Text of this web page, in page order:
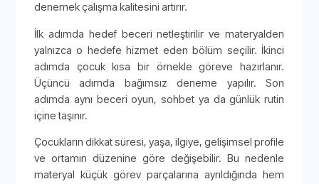
denemek çalışma kalitesini artırır.
İlk adımda hedef beceri netleştirilir ve materyalden
yalnızca o hedefe hizmet eden bölüm seçilir. İkinci
adımda çocuk kısa bir örnekle göreve hazırlanır.
Üçüncü adımda bağımsız deneme yapılır. Son
adımda aynı beceri oyun, sohbet ya da günlük rutin
içine taşınır.
Çocukların dikkat süresi, yaşa, ilgiye, gelişimsel profile
ve ortamın düzenine göre değişebilir. Bu nedenle
materyal küçük görev parçalarına ayrıldığında hem